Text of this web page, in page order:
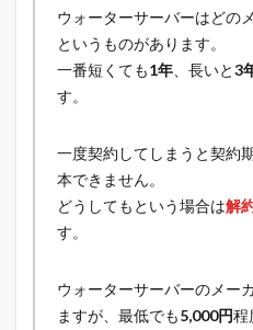
ウォーターサーバーはどの
というものがあります。
一番短くても1年 、長いと3
す。
一度契約してしまうと契約
本できません。
どうしてもという場合は解
す。
ウォーターサーバーのメー
ますが、最低でも5,000円程